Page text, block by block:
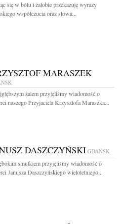
się w bólu i żałobie przekazuję wyrazy
współczucia oraz słowa...
MARASZEK
żalem przyjęliśmy wiadomość o
naszego Przyjaciela Krzysztofa Maraszka...
DASZCZYŃSKI GDAŃSK
smutkiem przyjęliśmy wiadomość o
Janusza Daszczyńskiego wieloletniego...